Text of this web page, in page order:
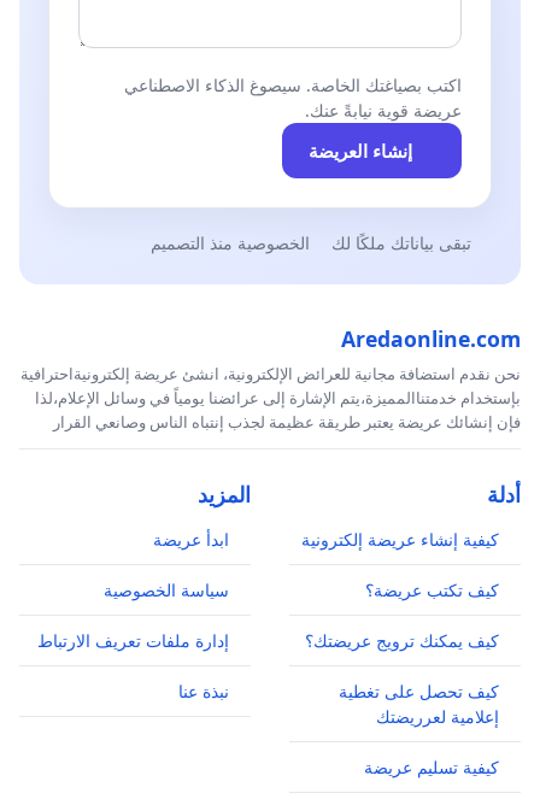
اكتب بصياغتك الخاصة. سيصوغ الذكاء الاصطناعي
عريضة قوية نيابةً عنك.
إنشاء العريضة
تبقى بياناتك ملكًا لك الخصوصية منذ التصميم
Aredaonline.com
نحن نقدم استضافة مجانية للعرائض الإلكترونية، انشئ عريضة إلكترونيةاحترافية
بإستخدام خدمتناالمميزة،يتم الإشارة إلى عرائضنا يومياً في وسائل الإعلام،لذا
فإن إنشائك عريضة يعتبر طريقة عظيمة لجذب إنتباه الناس وصانعي القرار
أدلة
كيفية إنشاء عريضة إلكترونية
كيف تكتب عريضة؟
كيف يمكنك ترويج عريضتك؟
كيف تحصل على تغطية
إعلامية لعرريضتك
كيفية تسليم عريضة
المزيد
ابدأ عريضة
سياسة الخصوصية
إدارة ملفات تعريف الارتباط
نبذة عنا